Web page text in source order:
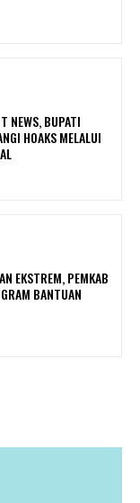
NEWS, BUPATI
HOAKS MELALUI
EKSTREM, PEMKAB
BANTUAN